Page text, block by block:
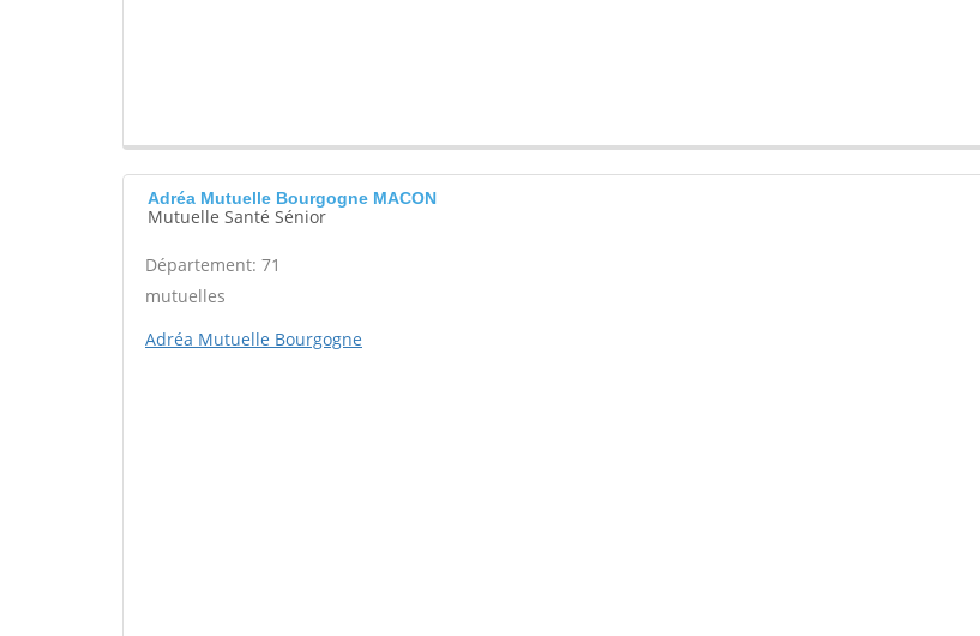
Adréa Mutuelle Bourgogne MACON
Mutuelle Santé Sénior
Département: 71
mutuelles
Adréa Mutuelle Bourgogne